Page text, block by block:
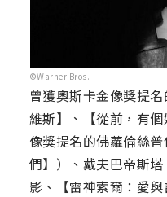
©Warner Bros.
曾獲奧斯卡金像獎提
維斯】、【從前，有
像獎提名的佛蘿倫絲
們】）、戴夫巴帝斯
影、【雷神索爾：愛